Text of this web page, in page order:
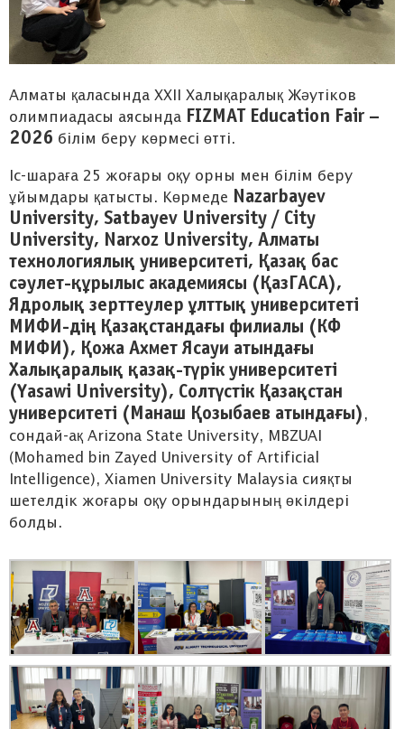
Алматы қаласында XXII Халықаралық Жәутіков
олимпиадасы аясында FIZMAT Education Fair –
2026 білім беру көрмесі өтті.
Іс-шараға 25 жоғары оқу орны мен білім беру
ұйымдары қатысты. Көрмеде
Nazarbayev
University, Satbayev University / City
University, Narxoz University, Алматы
технологиялық университеті, Қазақ бас
сәулет-құрылыс академиясы (ҚазГАСА),
Ядролық зерттеулер ұлттық университеті
МИФИ-дің Қазақстандағы филиалы (КФ
МИФИ), Қожа Ахмет Ясауи атындағы
Халықаралық қазақ-түрік университеті
(Yasawi University), Солтүстік Қазақстан
университеті (Манаш Қозыбаев атындағы) ,
сондай-ақ Arizona State University, MBZUAI
(Mohamed bin Zayed University of Artificial
Intelligence), Xiamen University Malaysia сияқты
шетелдік жоғары оқу орындарының өкілдері
болды.